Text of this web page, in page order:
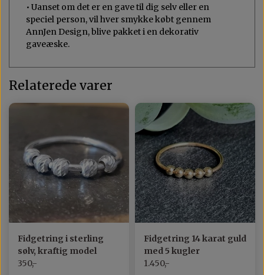
• Uanset om det er en gave til dig selv eller en
speciel person, vil hver smykke købt gennem
AnnJen Design, blive pakket i en dekorativ
gaveæske.
Relaterede varer
Fidgetring i sterling
sølv, kraftig model
350,-
Fidgetring 14 karat guld
med 5 kugler
1.450,-